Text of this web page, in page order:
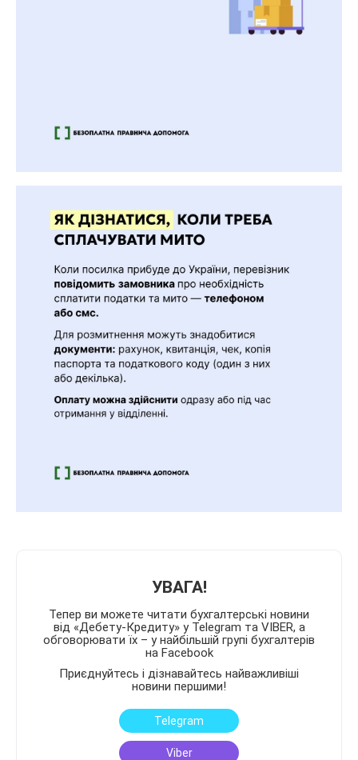
УВАГА!
Тепер ви можете читати бухгалтерські новини
від «Дебету-Кредиту» у Telegram та VIBER, а
обговорювати їх – у найбільшій групі бухгалтерів
на Facebook
Приєднуйтесь і дізнавайтесь найважливіші
новини першими!
Telegram
Viber